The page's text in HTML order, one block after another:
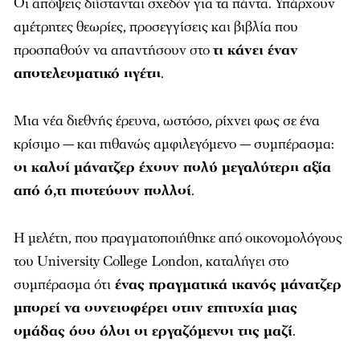
Οι απόψεις διίστανται σχεδόν για τα πάντα. Υπάρχουν
αμέτρητες θεωρίες, προσεγγίσεις και βιβλία που
προσπαθούν να απαντήσουν στοτι κάνει έναν
αποτελεσματικό ηγέτη.
Μια νέα διεθνής έρευνα, ωστόσο, ρίχνει φως σε ένα
κρίσιμο — και πιθανώς αμφιλεγόμενο — συμπέρασμα:
οι καλοί μάνατζερ έχουν πολύ μεγαλύτερη αξία
από ό,τι πιστεύουν πολλοί.
Η μελέτη, που πραγματοποιήθηκε από οικονομολόγους
του University College London, καταλήγει στο
συμπέρασμα ότι ένας πραγματικά ικανός μάνατζερ
μπορεί να συνεισφέρει στην επιτυχία μιας
ομάδας όσο όλοι οι εργαζόμενοι της μαζί.